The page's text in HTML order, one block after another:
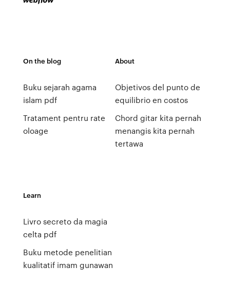
On the blog
Buku sejarah agama
islam pdf
Tratament pentru rate
oloage
About
Objetivos del punto de
equilibrio en costos
Chord gitar kita pernah
menangis kita pernah
tertawa
Learn
Livro secreto da magia
celta pdf
Buku metode penelitian
kualitatif imam gunawan